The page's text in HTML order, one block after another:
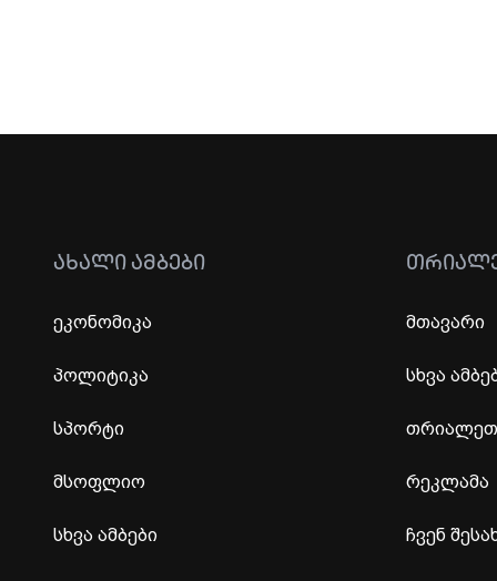
ᲐᲮᲐᲚᲘ ᲐᲛᲑᲔᲑᲘ
ეკონომიკა
პოლიტიკა
სპორტი
მსოფლიო
სხვა ამბები
მთავარი
სხვა
რეკლამა
ჩვენ